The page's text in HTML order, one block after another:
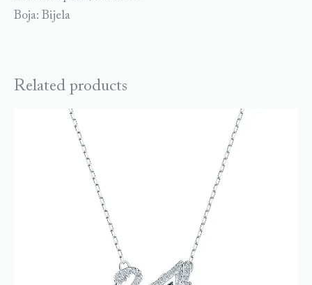
Boja: Bijela
Related products